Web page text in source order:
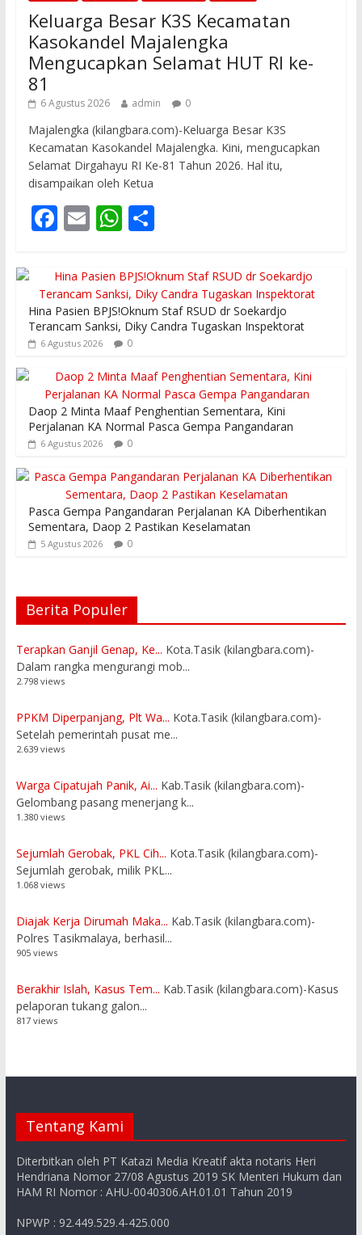
Keluarga Besar K3S Kecamatan
Kasokandel Majalengka
Mengucapkan Selamat HUT RI ke-
81
6 Agustus 2026 admin 0
Majalengka (kilangbara.com)-Keluarga Besar K3S
Kecamatan Kasokandel Majalengka. Kini, mengucapkan
Selamat Dirgahayu RI Ke-81 Tahun 2026. Hal itu,
disampaikan oleh Ketua
F
e
b
o
o
k
E
ai
l
W
at
s
A
p
p
S
ar
e
Hina Pasien BPJS!Oknum Staf RSUD dr Soekardjo
Terancam Sanksi, Diky Candra Tugaskan Inspektorat
6 Agustus 2026 0
Daop 2 Minta Maaf Penghentian Sementara, Kini
Perjalanan KA Normal Pasca Gempa Pangandaran
6 Agustus 2026 0
Pasca Gempa Pangandaran Perjalanan KA Diberhentikan
Sementara, Daop 2 Pastikan Keselamatan
5 Agustus 2026 0
Berita Populer
Terapkan Ganjil Genap, Ke... Kota.Tasik (kilangbara.com)-
Dalam rangka mengurangi mob...
2.798 views
PPKM Diperpanjang, Plt Wa... Kota.Tasik (kilangbara.com)-
Setelah pemerintah pusat me...
2.639 views
Warga Cipatujah Panik, Ai... Kab.Tasik (kilangbara.com)-
Gelombang pasang menerjang k...
1.380 views
Sejumlah Gerobak, PKL Cih... Kota.Tasik (kilangbara.com)-
Sejumlah gerobak, milik PKL...
1.068 views
Diajak Kerja Dirumah Maka... Kab.Tasik (kilangbara.com)-
Polres Tasikmalaya, berhasil...
905 views
Berakhir Islah, Kasus Tem... Kab.Tasik (kilangbara.com)-Kasus
pelaporan tukang galon...
817 views
Tentang Kami
Diterbitkan oleh PT Katazi Media Kreatif akta notaris Heri
Hendriana Nomor 27/08 Agustus 2019 SK Menteri Hukum dan
HAM RI Nomor : AHU-0040306.AH.01.01 Tahun 2019
NPWP : 92.449.529.4-425.000